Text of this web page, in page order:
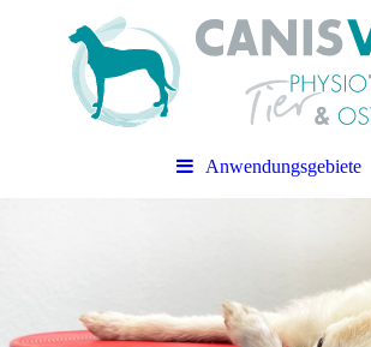
Anwendungsgebiete
CANIS